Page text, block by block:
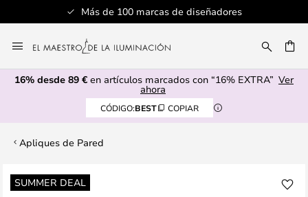
Más de 100 marcas de diseñadores
al
contenido
16% desde 89 € en artículos marcados con “16% EXTRA” Ver
ahora
CÓDIGO:BEST COPIAR
Apliques de Pared
SUMMER DEAL
Saltar
al